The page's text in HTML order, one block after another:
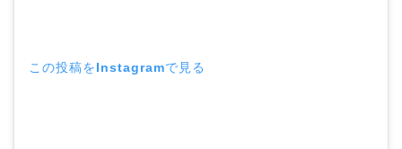
この投稿をInstagramで見る